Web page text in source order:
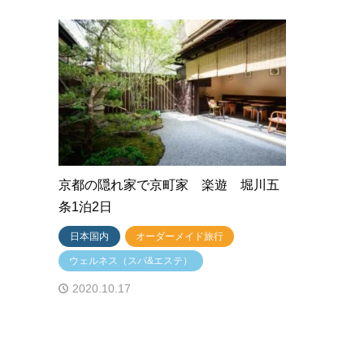
京都の隠れ家で京町家 楽遊 堀川五
条1泊2日
日本国内 オーダーメイド旅行
ウェルネス（スパ&エステ）
2020.10.17